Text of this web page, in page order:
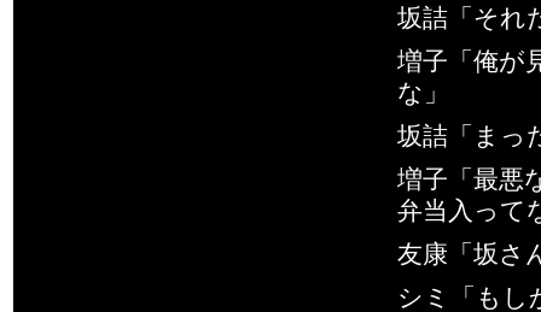
坂詰「それ
増子「俺が
な」
坂詰「まっ
増子「最悪
弁当入って
友康「坂さ
シミ「も